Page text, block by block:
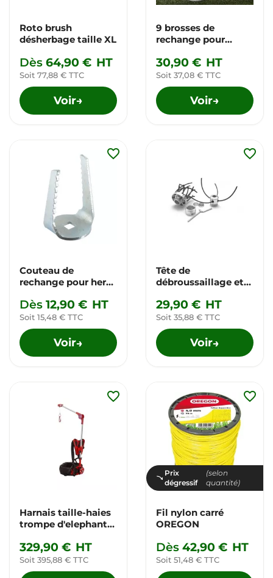
Roto brush
désherbage taille XL
Dès 64,90 € HT
Soit 77,88 € TTC
Voir→
9 brosses de
rechange pour
30,90 € HT
Soit 37,08 € TTC
Voir→
Couteau de
rechange pour herse
Dès 12,90 € HT
Soit 15,48 € TTC
Voir→
favorite_border
Tête de
débroussaillage et
29,90 € HT
Soit 35,88 € TTC
Voir→
favorite_border
Harnais taille-haies
trompe d'elephant
329,90 € HT
Soit 395,88 € TTC
favorite_border
Prix
dégressif
(selon
quantité)
Fil nylon carré
OREGON
Dès 42,90 € HT
Soit 51,48 € TTC
favorite_border